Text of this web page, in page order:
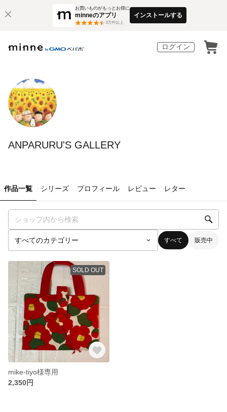
お買いものがもっとお得に
minneのアプリ
3万件以上
インストールする
ログイン
ANPARURU'S GALLERY
作品一覧 シリーズ プロフィール レビュー レター
すべて 販売中
SOLD OUT
mike-tiyo様専用
2,350円